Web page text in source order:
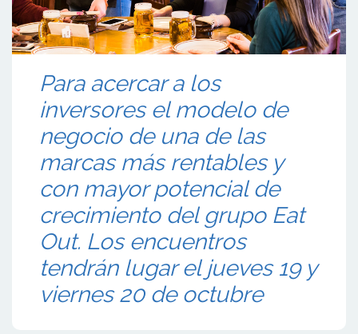
Para acercar a los
inversores el modelo de
negocio de una de las
marcas más rentables y
con mayor potencial de
crecimiento del grupo Eat
Out. Los encuentros
tendrán lugar el jueves 19 y
viernes 20 de octubre